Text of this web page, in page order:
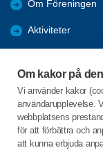
Om kakor på
Vi använder kakor
användarupplevelse.
webbplatsens
för att förbättra och
att kunna erbjuda
Om Föreningen
Aktiviteter
Förmåner
Nyheter
C/o:Vanja Jonebring